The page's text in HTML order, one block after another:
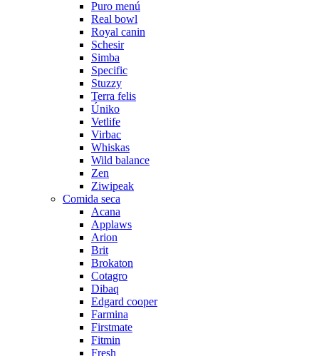
Puro menú
Real bowl
Royal canin
Schesir
Simba
Specific
Stuzzy
Terra felis
Úniko
Vetlife
Virbac
Whiskas
Wild balance
Zen
Ziwipeak
Comida seca
Acana
Applaws
Arion
Brit
Brokaton
Cotagro
Dibaq
Edgard cooper
Farmina
Firstmate
Fitmin
Fresh